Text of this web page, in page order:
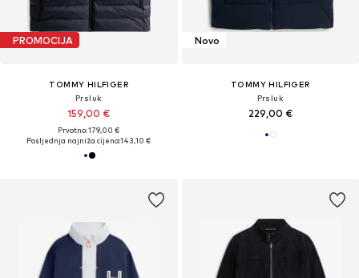
PROMOCIJA
TOMMY HILFIGER
Prsluk
159,00 €
Prvotno: 179,00 €
Posljednja najniža cijena:143,10 €
Novo
TOMMY HILFIGER
Prsluk
229,00 €